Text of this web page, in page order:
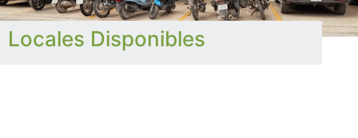
Locales Disponibles